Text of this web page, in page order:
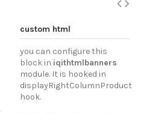
custom html
you can configure this
block in iqithtmlbanners
module. It is hooked in
displayRightColumnProduct
hook.